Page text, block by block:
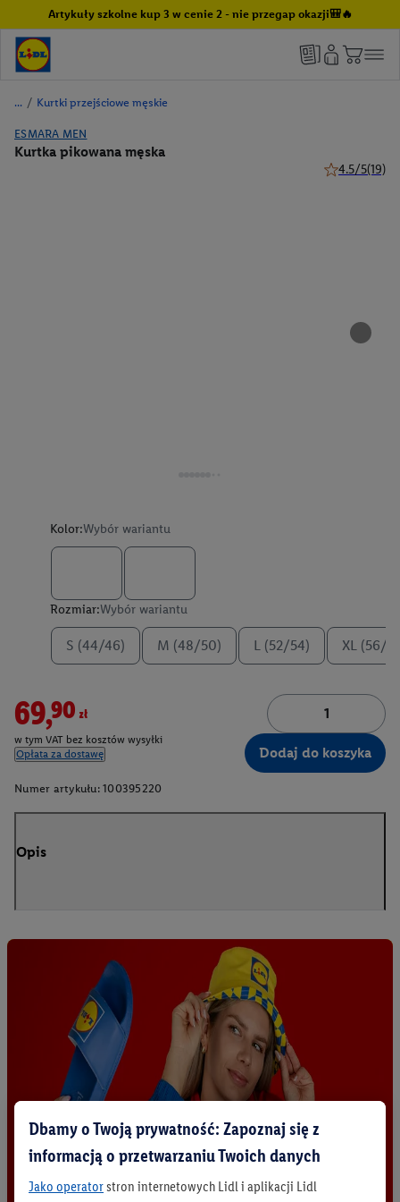
Artykuły szkolne kup 3 w cenie 2 - nie przegap okazji🎒🔥
/ Kurtki przejściowe męskie
ESMARA MEN
Kurtka pikowana męska
4.5/5(19)
Kolor:Wybór wariantu
Rozmiar:Wybór wariantu
S (44/46) M (48/50) L (52/54) XL (56/
69,90zł
w tym VAT bez kosztów wysyłki
Opłata za dostawę
Dodaj do koszyka
Numer artykułu: 100395220
Opis
Dbamy o Twoją prywatność: Zapoznaj się z
informacją o przetwarzaniu Twoich danych
Jako operatorstron internetowych Lidl i aplikacji Lidl